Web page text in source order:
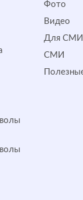
Фото
Видео
Для СМИ
СМИ